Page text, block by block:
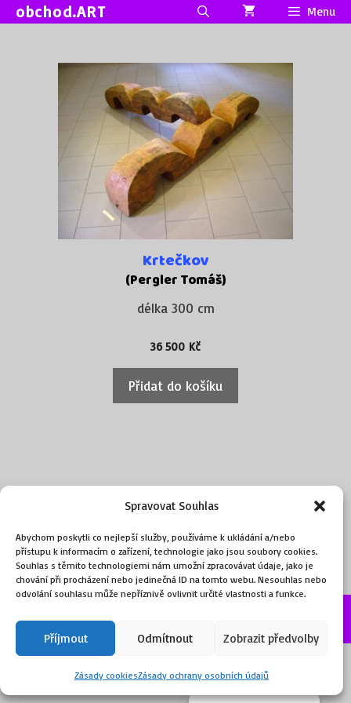
Spravovat Souhlas
Abychom poskytli co nejlepší služby, používáme k ukládání a/nebo
přístupu k informacím o zařízení, technologie jako jsou soubory cookies.
Souhlas s těmito technologiemi nám umožní zpracovávat údaje, jako je
chování při procházení nebo jedinečná ID na tomto webu. Nesouhlas nebo
odvolání souhlasu může nepříznivě ovlivnit určité vlastnosti a funkce.
Příjmout Odmítnout Zobrazit předvolby
Zásady cookiesZásady ochrany osobních údajů
Přeskočit
na
obchod.ART Menu
Krtečkov
(Pergler Tomáš)
délka 300 cm
36 500 Kč
Přidat do košíku